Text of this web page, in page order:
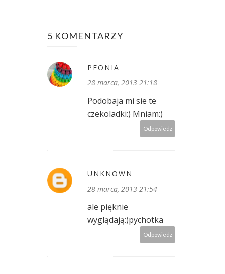
5 KOMENTARZY
PEONIA
28 marca, 2013 21:18
Podobaja mi sie te
czekoladki:) Mniam:)
Odpowiedz
UNKNOWN
28 marca, 2013 21:54
ale pięknie
wyglądają:)pychotka
Odpowiedz